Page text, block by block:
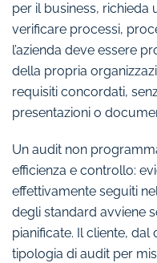
per il business, richieda
verificare processi,
l’azienda deve essere
della propria
requisiti concordati,
presentazioni o
Un audit non
efficienza e controllo:
effettivamente seguiti
degli standard avviene
pianificate. Il cliente,
tipologia di audit per